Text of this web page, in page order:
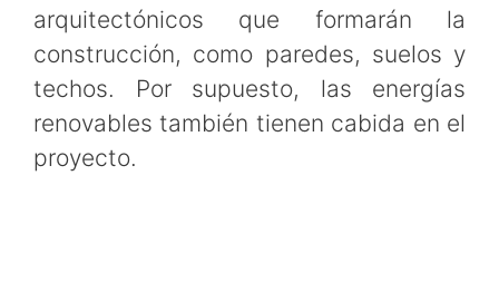
arquitectónicos que formarán la
construcción, como paredes, suelos y
techos. Por supuesto, las energías
renovables también tienen cabida en el
proyecto.